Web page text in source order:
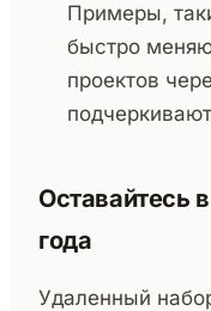
Примеры,
быстро
проектов
Оставайтесь
года
Удаленный